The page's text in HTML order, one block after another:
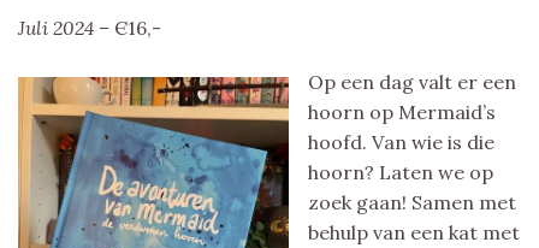
Juli 2024 – Є16,-
Op een dag valt er een
hoorn op Mermaid’s
hoofd. Van wie is die
hoorn? Laten we op
zoek gaan! Samen met
behulp van een kat met